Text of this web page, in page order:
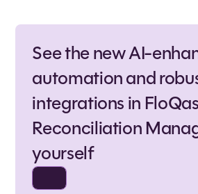
See the new AI-
automation and
integrations in
Reconciliation
yourself